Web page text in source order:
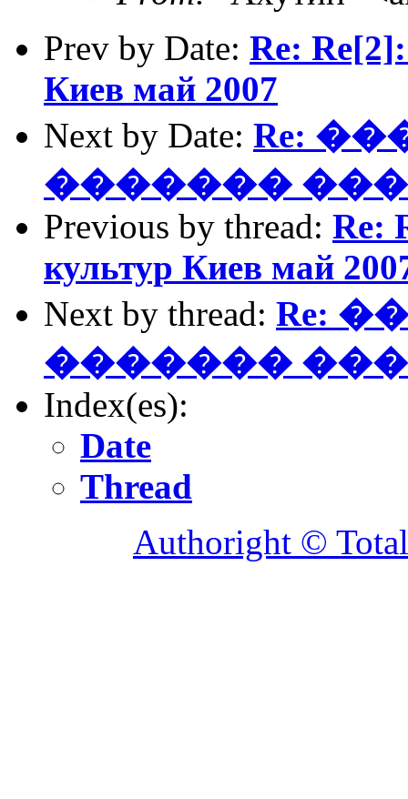
Prev by Date: Re:
Киев май 2007
Next by Date: Re:
�������
Previous by thread: Re:
культур Киев май
Next by thread: Re:
�������
Index(es):
Date
Thread
Authoright ©